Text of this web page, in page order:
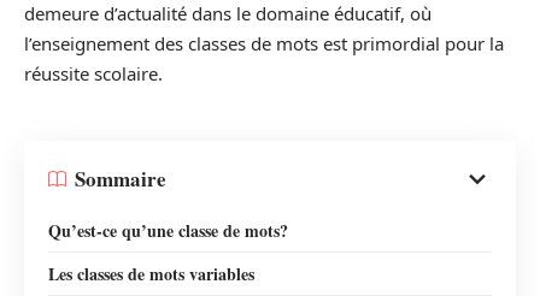
demeure d’actualité dans le domaine éducatif, où
l’enseignement des classes de mots est primordial pour la
réussite scolaire.
Sommaire
Qu’est-ce qu’une classe de mots?
Les classes de mots variables